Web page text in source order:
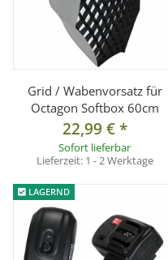
Max. Höhes des
Stativanschluss: 5/8 Zoll
Gewicht: ca. 510g
Gewindehülse: 1/4 und 3/8
Max. Belastbarkeit: ca. 2kg
empfohlene
45x45cm, 40x50cm,
Octagon Ø60cm; Stripelight
Grid / Wabenvorsatz für
Octagon Softbox 60cm
22,99 €*
Sofort lieferbar
Lieferzeit: 1 - 2 Werktage
LAGERND